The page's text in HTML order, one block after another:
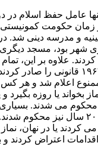
عامل حفظ اسلام در
زمان حکومت کمونیستی،
و مدرسه دینی شد.
بود، مسجد دیگری
کردند. علاوه بر این،
نابود کردند و در سال ۱۹۶۷
اعلام شد و هر کس
بخواند یا روزه بگیرد و
مردم عادی به حبس تا ۲۰ سال نیز
کردند یا در نهان،
اعتراض کردند و